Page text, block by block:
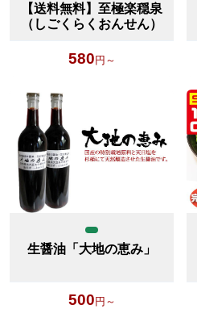
【送料無料】至極楽穏泉
（しごくらくおんせん）
580 円～
生醤油「大地の恵み」
500円～